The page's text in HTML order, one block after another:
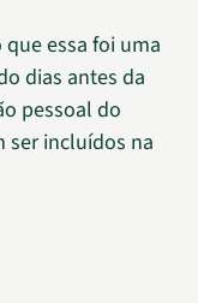
essa foi uma
dias antes da
pessoal do
ser incluídos na